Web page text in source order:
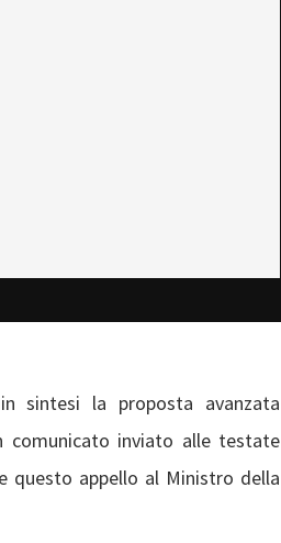
sintesi la proposta avanzata
comunicato inviato alle testate
questo appello al Ministro della